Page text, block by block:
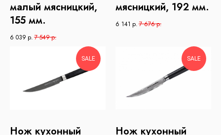
малый мясницкий,
155 мм.
6 039 р. 7 549р.
мясницкий, 192 мм.
6 141 р. 7 676р.
SALE
Нож кухонный
SALE
Нож кухонный